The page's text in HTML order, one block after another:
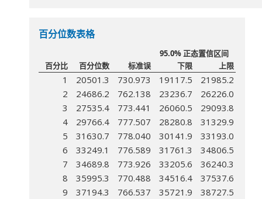
百分位数表格
95.0% 正态置信区间
百分比
百分位数 标准误 下限 上限
1 20501.3 730.973 19117.5
21985.2
2
24686.2 762.138 23236.7
26226.0
3
27535.4 773.441 26060.5
29093.8
4
29766.4 777.507 28280.8
31329.9
5
31630.7 778.040 30141.9
33193.0
6
33249.1 776.589 31761.3
34806.5
7
34689.8 773.926 33205.6
36240.3
8
35995.3 770.488 34516.4
37537.6
9
37194.3 766.537 35721.9
38727.5